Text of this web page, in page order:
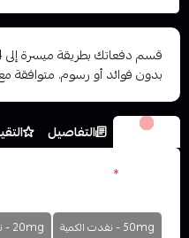
بدون فوائد أو رسوم. متوافقة
الخيارات التفاصيل
*
50mg - نفدت الكمية 20mg - نفدت الكمية